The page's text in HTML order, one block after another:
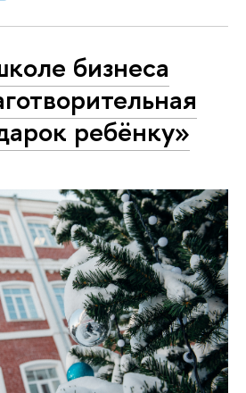
бизнеса
ребёнку»